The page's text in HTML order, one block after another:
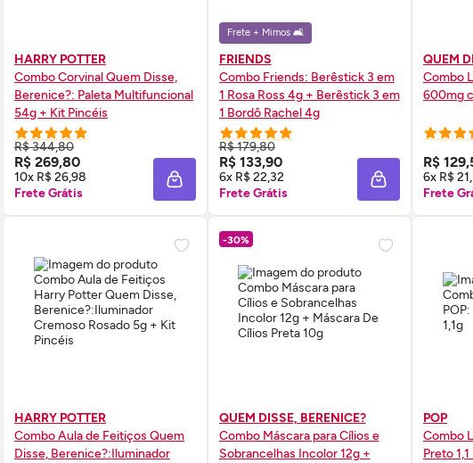
HARRY POTTER
Combo Corvinal Quem Disse,
Berenice?: Paleta Multifuncional
54g + Kit Pincéis
R$ 344,80
R$ 269,80
10x R$ 26,98
Frete Grátis
COMPRE AGORA ❯
ADICIONAR À SACOLA
Frete + Mimos 🛋️
FRIENDS
Combo Friends: Berêstick 3 em
1 Rosa Ross 4g + Berêstick 3 em
1 Bordô Rachel 4g
R$ 179,80
R$ 133,90
6x R$ 22,32
Frete Grátis
COMPRE AGORA ❯
ADICIONAR À
QUEM
Combo
600mg
R$
6x R$
Frete
HARRY POTTER
Combo Aula de Feitiços Quem
Disse, Berenice?:Iluminador
-30%
QUEM DISSE, BERENICE?
Combo Máscara para Cílios e
Sobrancelhas Incolor 12g +
POP
Combo Lápis Para Olhos POP:
Preto